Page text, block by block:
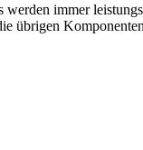
immer
übrigen